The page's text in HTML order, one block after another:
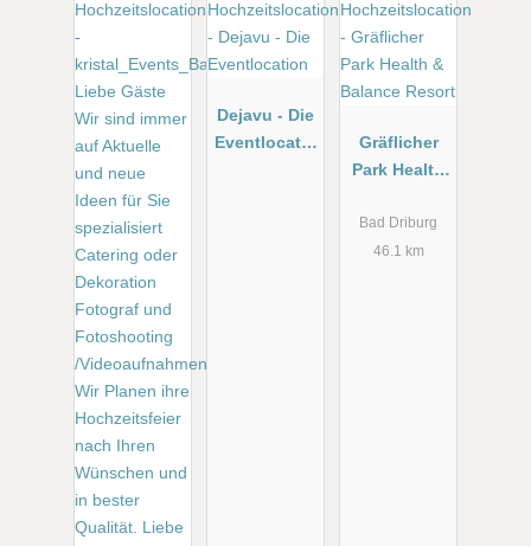
Dejavu - Die
Eventlocatio
Gräflicher
Park Health
Resort
Bad Driburg
46.1 km